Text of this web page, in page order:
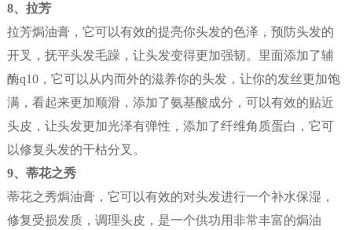
8、拉芳
拉芳焗油膏，它可以有效的提亮你头发的色泽，预防头发的
开叉，抚平头发毛躁，让头发变得更加强韧。里面添加了辅
酶q10，它可以从内而外的滋养你的头发，让你的发丝更加饱
满，看起来更加顺滑，添加了氨基酸成分，可以有效的贴近
头皮，让头发更加光泽有弹性，添加了纤维角质蛋白，它可
以修复头发的干枯分叉。
9、蒂花之秀
蒂花之秀焗油膏，它可以有效的对头发进行一个补水保湿，
修复受损发质，调理头皮，是一个供功用非常丰富的焗油